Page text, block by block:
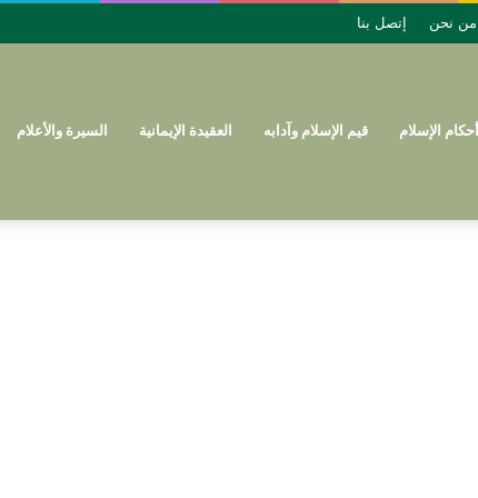
من نحن إتصل بنا
أحكام الإسلام قيم الإسلام وآدابه العقيدة الإيمانية السيرة والأعلام